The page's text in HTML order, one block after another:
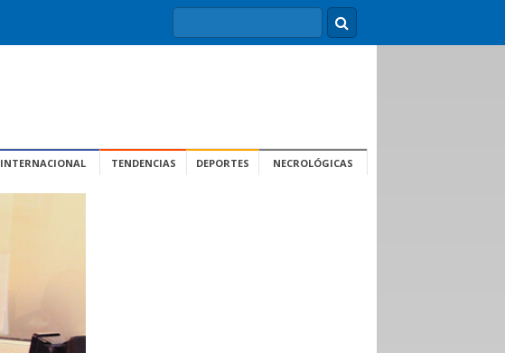
INTERNACIONAL TENDENCIAS DEPORTES NECROLÓGICAS